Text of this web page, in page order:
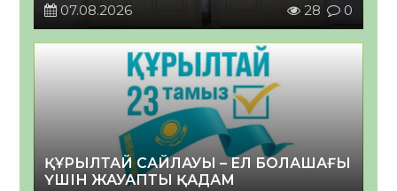
07.08.2026
28 0
ҚҰРЫЛТАЙ САЙЛАУЫ – ЕЛ БОЛАШАҒЫ
ҮШІН ЖАУАПТЫ ҚАДАМ